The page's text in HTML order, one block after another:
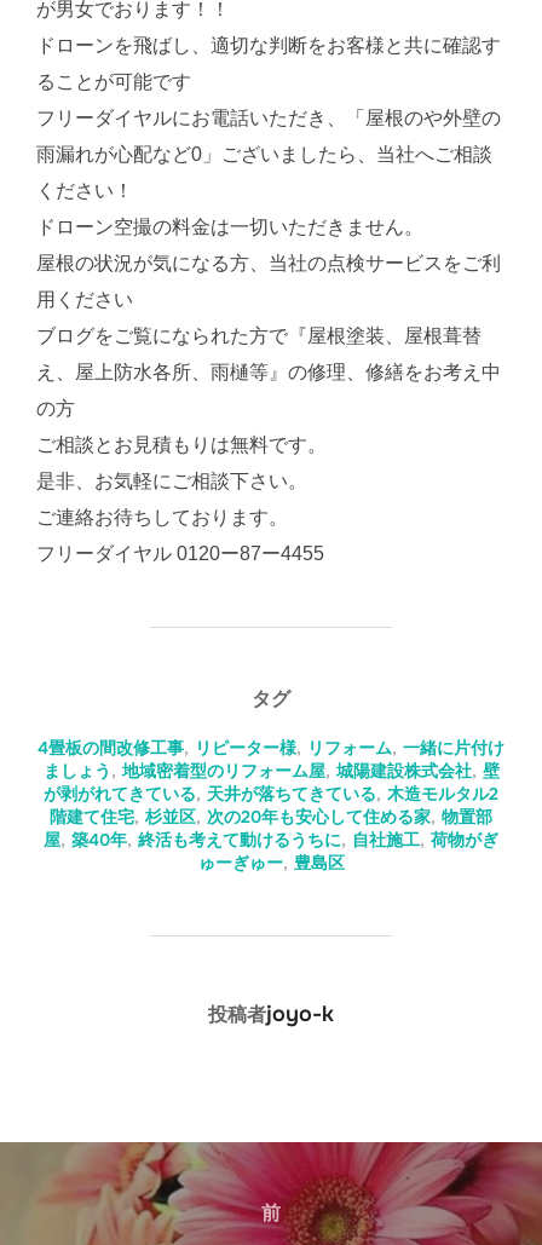
が男女でおります！！
ドローンを飛ばし、適切な判断をお客様と共に確認す
ることが可能です
フリーダイヤルにお電話いただき、「屋根のや外壁の
雨漏れが心配など0」ございましたら、当社へご相談
ください！
ドローン空撮の料金は一切いただきません。
屋根の状況が気になる方、当社の点検サービスをご利
用ください
ブログをご覧になられた方で『屋根塗装、屋根葺替
え、屋上防水各所、雨樋等』の修理、修繕をお考え中
の方
ご相談とお見積もりは無料です。
是非、お気軽にご相談下さい。
ご連絡お待ちしております。
フリーダイヤル 0120ー87ー4455
タグ
4畳板の間改修工事, リピーター様, リフォーム, 一緒に片付け
ましょう , 地域密着型のリフォーム屋, 城陽建設株式会社, 壁
が剥がれてきている, 天井が落ちてきている, 木造モルタル2
階建て住宅, 杉並区, 次の20年も安心して住める家, 物置部
屋, 築40年, 終活も考えて動けるうちに, 自社施工, 荷物がぎ
ゅーぎゅー, 豊島区
投稿者
投稿者joyo-k
前
前